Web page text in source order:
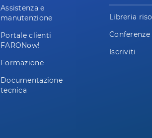
Assistenza e
manutenzione
Portale clienti
FARONow!
Formazione
Documentazione
tecnica
Libreria
Iscriviti